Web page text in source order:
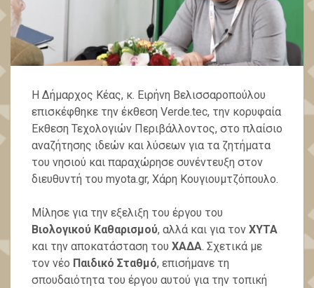
Η Δήμαρχος Κέας, κ. Ειρήνη Βελισσαροπούλου
επισκέφθηκε την έκθεση Verde.tec, την κορυφαία
Έκθεση Τεχολογιών Περιβάλλοντος, στο πλαίσιο
αναζήτησης ιδεών και λύσεων για τα ζητήματα
του νησιού και παραχώρησε συνέντευξη στον
διευθυντή του myota.gr, Χάρη Κουγιουμτζόπουλο.
Μίλησε για την εξελιξη του έργου του
Βιολογικού Καθαρισμού, αλλά και για τον ΧΥΤΑ
και την αποκατάσταση του ΧΑΔΑ. Σχετικά με
τον νέο Παιδικό Σταθμό, επισήμανε τη
σπουδαιότητα του έργου αυτού για την τοπική